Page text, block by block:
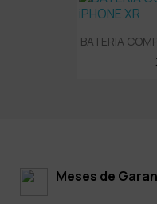
BATERIA
Meses de